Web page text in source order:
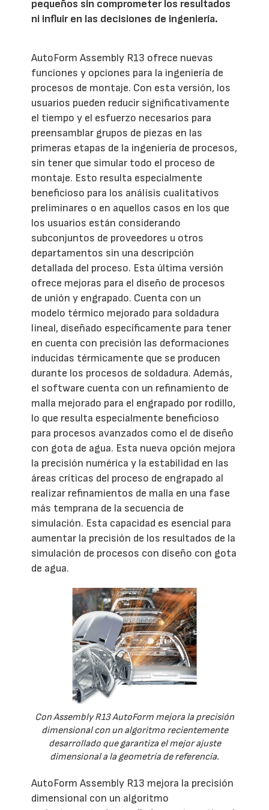
pequeños sin comprometer los resultados
ni influir en las decisiones de ingeniería.
AutoForm Assembly R13 ofrece nuevas
funciones y opciones para la ingeniería de
procesos de montaje. Con esta versión, los
usuarios pueden reducir significativamente
el tiempo y el esfuerzo necesarios para
preensamblar grupos de piezas en las
primeras etapas de la ingeniería de procesos,
sin tener que simular todo el proceso de
montaje. Esto resulta especialmente
beneficioso para los análisis cualitativos
preliminares o en aquellos casos en los que
los usuarios están considerando
subconjuntos de proveedores u otros
departamentos sin una descripción
detallada del proceso. Esta última versión
ofrece mejoras para el diseño de procesos
de unión y engrapado. Cuenta con un
modelo térmico mejorado para soldadura
lineal, diseñado específicamente para tener
en cuenta con precisión las deformaciones
inducidas térmicamente que se producen
durante los procesos de soldadura. Además,
el software cuenta con un refinamiento de
malla mejorado para el engrapado por rodillo,
lo que resulta especialmente beneficioso
para procesos avanzados como el de diseño
con gota de agua. Esta nueva opción mejora
la precisión numérica y la estabilidad en las
áreas críticas del proceso de engrapado al
realizar refinamientos de malla en una fase
más temprana de la secuencia de
simulación. Esta capacidad es esencial para
aumentar la precisión de los resultados de la
simulación de procesos con diseño con gota
de agua.
Con Assembly R13 AutoForm mejora la precisión
dimensional con un algoritmo recientemente
desarrollado que garantiza el mejor ajuste
dimensional a la geometría de referencia.
AutoForm Assembly R13 mejora la precisión
dimensional con un algoritmo